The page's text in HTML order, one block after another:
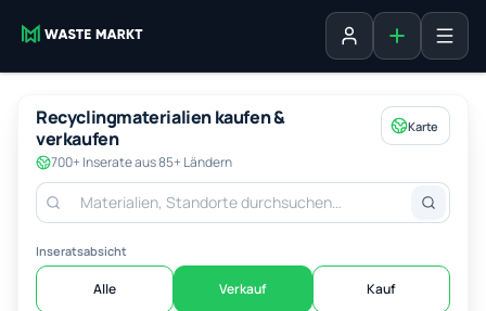
AnmeldenInserat
Recyclingmaterialien kaufen &
verkaufen
700+ Inserate aus 85+ Ländern
Karte
Inseratsabsicht
Alle Verkauf Kauf